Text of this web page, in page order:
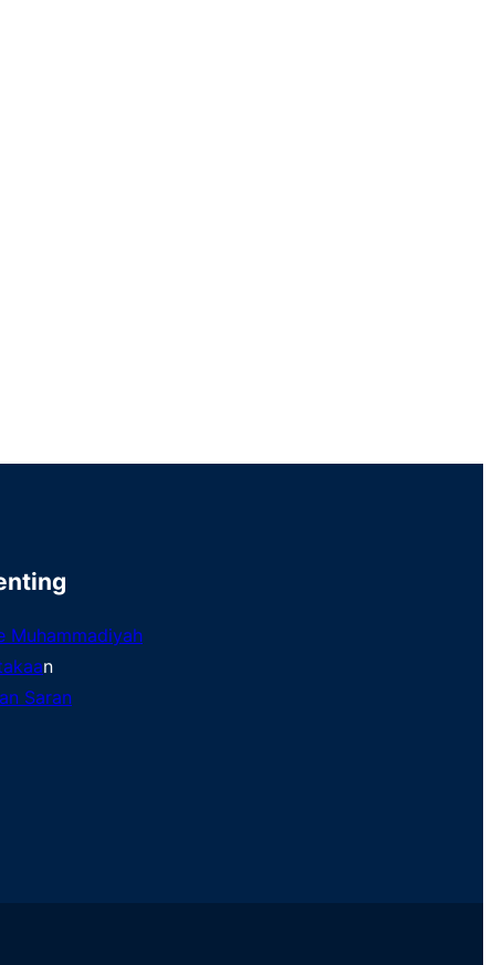
Muhammadiyah
n
Saran